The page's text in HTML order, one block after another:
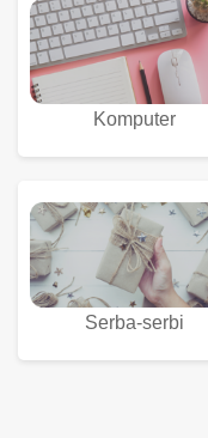
Komputer
Serba-serbi